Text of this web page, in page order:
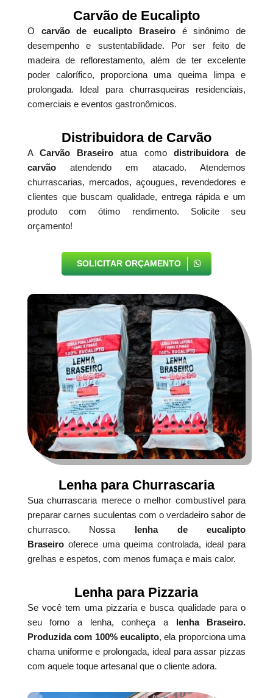
Carvão de Eucalipto
O carvão de eucalipto Braseiroé sinônimo de
desempenho e sustentabilidade. Por ser feito de
madeira de reflorestamento, além de ter excelente
poder calorífico, proporciona uma queima limpa e
prolongada. Ideal para churrasqueiras residenciais,
comerciais e eventos gastronômicos.
Distribuidora de Carvão
ACarvão Braseiro atua como distribuidora de
carvãoatendendo em atacado. Atendemos
churrascarias, mercados, açougues, revendedores e
clientes que buscam qualidade, entrega rápida e um
produto com ótimo rendimento. Solicite seu
orçamento!
SOLICITAR ORÇAMENTO
Lenha para Churrascaria
Sua churrascaria merece o melhor combustível para
preparar carnes suculentas com o verdadeiro sabor de
churrasco. Nossa lenha de eucalipto
Braseirooferece uma queima controlada, ideal para
grelhas e espetos, com menos fumaça e mais calor.
Lenha para Pizzaria
Se você tem uma pizzaria e busca qualidade para o
seu forno a lenha, conheça a lenha Braseiro.
Produzida com 100% eucalipto, ela proporciona uma
chama uniforme e prolongada, ideal para assar pizzas
com aquele toque artesanal que o cliente adora.